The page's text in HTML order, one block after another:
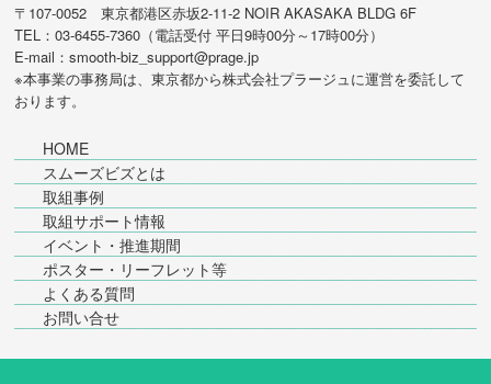
〒107-0052 東京都港区赤坂2-11-2 NOIR AKASAKA BLDG 6F
TEL：03-6455-7360（電話受付 平日9時00分～17時00分）
E-mail：smooth-biz_support@prage.jp
※本事業の事務局は、東京都から株式会社プラージュに運営を委託して
おります。
HOME
スムーズビズとは
取組事例
取組サポート情報
イベント・推進期間
ポスター・リーフレット等
よくある質問
お問い合せ